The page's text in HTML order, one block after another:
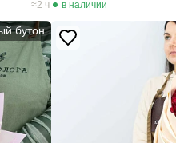
2 ч в наличии
бутон